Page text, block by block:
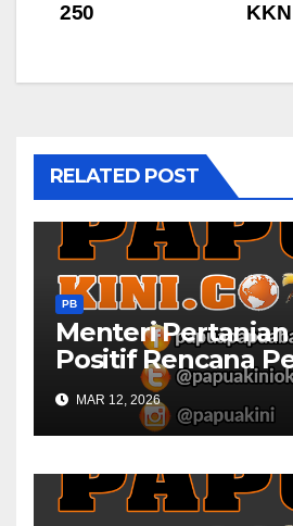
KKN
250
RELATED POST
PB
Menteri
Positif Rencana
Sawah dan
Barat
MAR 12, 2026